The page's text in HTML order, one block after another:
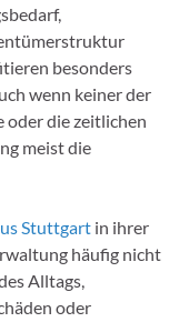
besonders
wenn keiner der
oder die zeitlichen
meist die
Stuttgart in ihrer
häufig nicht
Alltags,
oder